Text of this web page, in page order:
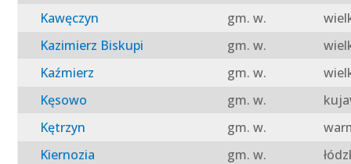
Kawęczyn
gm. w.
Kazimierz Biskupi
gm. w.
Kaźmierz
gm. w.
Kęsowo
gm. w.
Kętrzyn
gm. w.
Kiernozia
gm. w.